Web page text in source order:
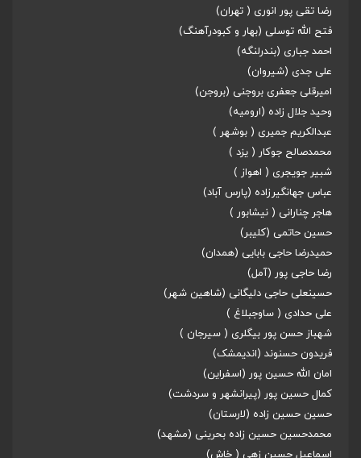
رضا تقی پور انوری ( تهران)
فتح الله توسلی (بهار و کبودرآهنگ)
احمد جباری (بندرلنگه)
علی جدی (شیروان)
امیرقلی جعفری بروجنی (بروجن)
وحید جلال زاده (ارومیه)
عبدالکریم جمیری ( بوشهر )
محمدصالح جوکار ( یزد )
شبیر جویجری ( اهواز )
عباس جهانگیرزاده (پارس آباد)
هاجر چنارانی ( نیشابور )
حسین حاتمی (کلیبر)
حمیدرضا حاجی بابایی (همدان)
رضا حاجی پور (آمل)
حسینعلی حاجی دلیگانی (شاهین شهر)
علی حدادی ( ساوجبلاغ )
شهباز حسن پور بیگلری ( سیرجان )
فریدون حسنوند (اندیمشک)
امان الله حسین پور (اسفراین)
کمال حسین پور (پیرانشهر و سردشت)
حسین حسین زاده (لارستان)
محمدحسین حسین زاده بحرینی (مشهد)
اسماعیل حسین زهی ( خاش)